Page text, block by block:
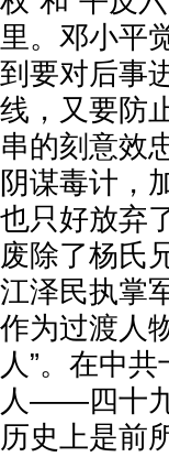
里。邓小平
到要对后事
线，又要防
串的刻意效
阴谋毒计，
也只好放弃
废除了杨氏
江泽民执掌
作为过渡人
人”。在中
人——四十
历史上是前